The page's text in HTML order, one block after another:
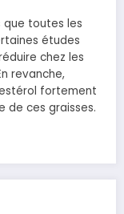
toutes les
études
chez les
revanche,
fortement
de ces graisses.